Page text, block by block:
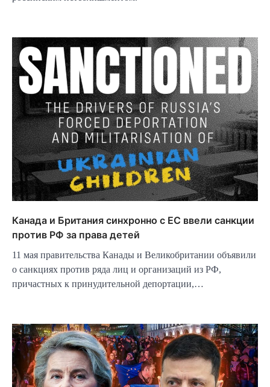
Канада и Британия синхронно с ЕС ввели санкции
против РФ за права детей
11 мая правительства Канады и Великобритании объявили
о санкциях против ряда лиц и организаций из РФ,
причастных к принудительной депортации,…